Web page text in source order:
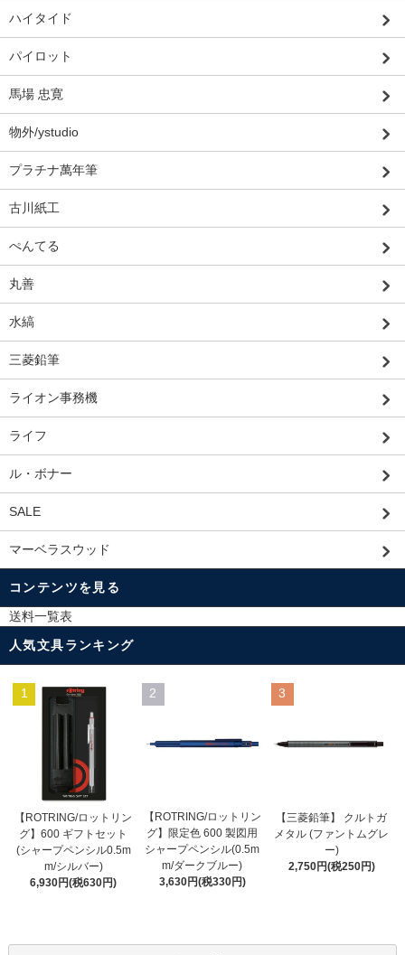
ハイタイド
パイロット
馬場 忠寛
物外/ystudio
プラチナ萬年筆
古川紙工
ぺんてる
丸善
水縞
三菱鉛筆
ライオン事務機
ライフ
ル・ボナー
SALE
マーベラスウッド
コンテンツを見る
送料一覧表
人気文具ランキング
1
【ROTRING/ロットリン
グ】600 ギフトセット
(シャープペンシル0.5m
m/シルバー)
6,930円(税630円)
2
【ROTRING/ロットリン
グ】限定色 600 製図用
シャープペンシル(0.5m
m/ダークブルー)
3,630円(税330円)
3
【三菱鉛筆】 クルトガ
メタル (ファントムグレ
ー)
2,750円(税250円)